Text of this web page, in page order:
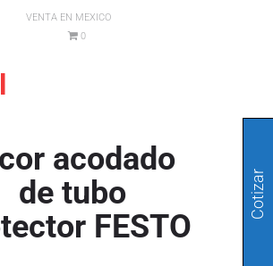
VENTA EN MEXICO
0
acodado
de tubo
FESTO
Cotizar